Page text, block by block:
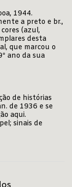
1944.
a preto e br.,
(azul,
desta
que marcou o
ano da sua
de histórias
de 1936 e se
aqui.
sinais de